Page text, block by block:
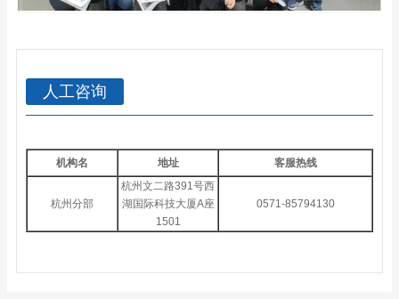
人工咨询
机构名 地址 客服热线
杭州分部
杭州文二路391号西
湖国际科技大厦A座
1501
0571-85794130